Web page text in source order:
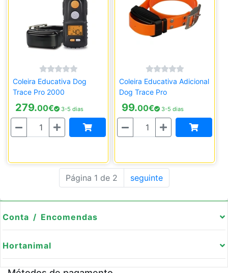
Coleira Educativa Dog
Trace Pro 2000
279.00€ 3-5 dias
Quantidade
Coleira Educativa Adicional
Dog Trace Pro
99.00€ 3-5 dias
Quantidade
Página 1 de 2 seguinte
Conta / Encomendas
Hortanimal